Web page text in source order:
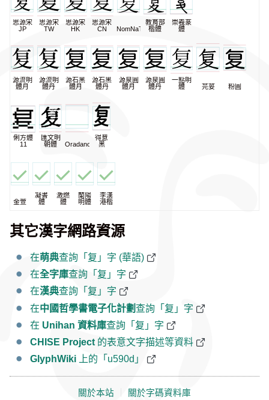
思源宋
JP
思源宋
TW
思源宋
HK
思源宋
CN
NomNaTong
教育部
楷體
崇羲篆
體
源流明
體月
源流明
體丹
源石黑
體月
源石黑
體丹
源泉圓
體月
源泉圓
體丹
一點明
體
芫荽 粉圓
俐方體
11
匯文明
朝體
Oradano
得意
黑
金萱
凝書
體
激燃
體
蘭陽
明體
李漢
港楷
其它漢字網路資源
在萌典查詢「复」字 (華語)
在全字庫查詢「复」字
在漢典查詢「复」字
在中國哲學書電子化計劃查詢「复」字
在 Unihan 資料庫查詢「复」字
CHISE Project 的表意文字描述等資料
GlyphWiki 上的「u590d」
關於本站 關於字碼資料庫